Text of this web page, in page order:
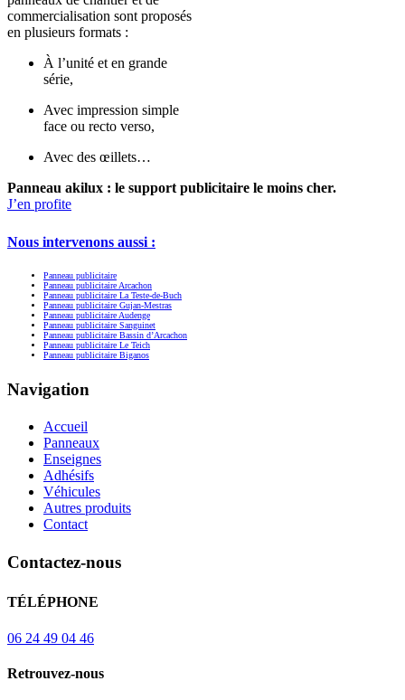
commercialisation sont proposés
en plusieurs formats :
À l’unité et en grande
série,
Avec impression simple
face ou recto verso,
Avec des œillets…
Panneau akilux : le support publicitaire le moins cher.
J’en profite
Nous intervenons aussi :
Panneau publicitaire
Panneau publicitaire Arcachon
Panneau publicitaire La Teste-de-Buch
Panneau publicitaire Gujan-Mestras
Panneau publicitaire Audenge
Panneau publicitaire Sanguinet
Panneau publicitaire Bassin d’Arcachon
Panneau publicitaire Le Teich
Panneau publicitaire Biganos
Navigation
Accueil
Panneaux
Enseignes
Adhésifs
Véhicules
Autres produits
Contact
Contactez-nous
TÉLÉPHONE
06 24 49 04 46
Retrouvez-nous